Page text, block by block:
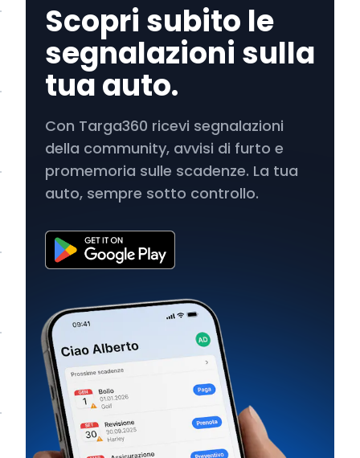
Scopri subito le
segnalazioni sulla
tua auto.
Con Targa360 ricevi segnalazioni
della community, avvisi di furto e
promemoria sulle scadenze. La tua
auto, sempre sotto controllo.